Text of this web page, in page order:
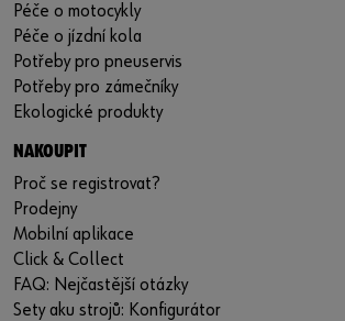
Péče o motocykly
Péče o jízdní kola
Potřeby pro pneuservis
Potřeby pro zámečníky
Ekologické produkty
NAKOUPIT
Proč se registrovat?
Prodejny
Mobilní aplikace
Click & Collect
FAQ: Nejčastější otázky
Sety aku strojů: Konfigurátor